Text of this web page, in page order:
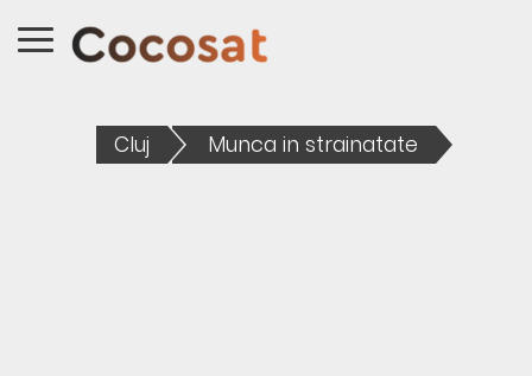
Cluj Munca in strainatate